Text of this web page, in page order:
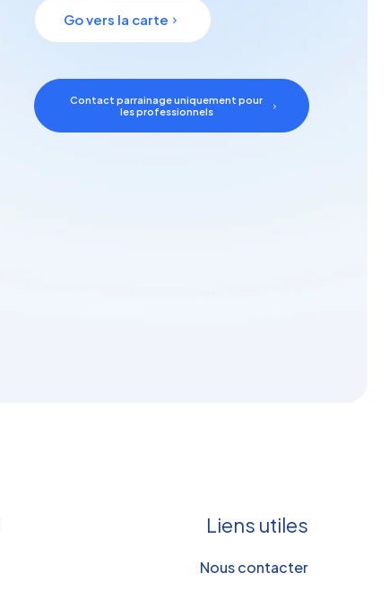
Go vers la carte
Contact parrainage uniquement pour
les professionnels
Liens utiles
Nous contacter